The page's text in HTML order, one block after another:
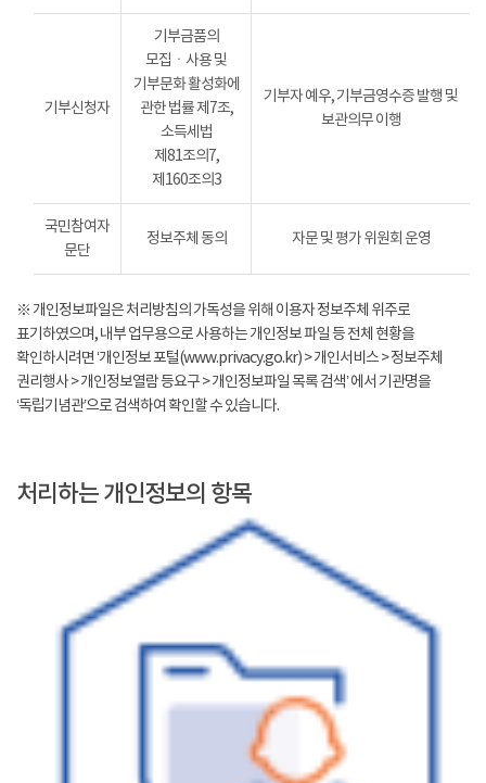
기부신청자
기부금품의
모집ㆍ사용 및
기부문화 활성화에
관한 법률 제7조,
소득세법
제81조의7,
제160조의3
기부자 예우, 기부금영수증 발행 및
보관의무 이행
국민참여자
문단
정보주체 동의 자문 및 평가 위원회 운영
※ 개인정보파일은 처리방침의 가독성을 위해 이용자 정보주체 위주로
표기하였으며, 내부 업무용으로 사용하는 개인정보 파일 등 전체 현황을
확인하시려면 ‘개인정보 포털(www.privacy.go.kr) > 개인서비스 > 정보주체
권리행사 > 개인정보열람 등요구 > 개인정보파일 목록 검색’ 에서 기관명을
‘독립기념관’으로 검색하여 확인할 수 있습니다.
처리하는 개인정보의 항목